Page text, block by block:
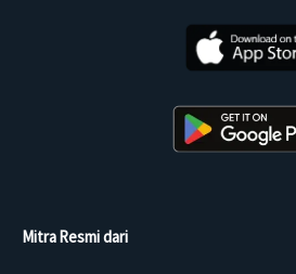
Mitra Resmi dari